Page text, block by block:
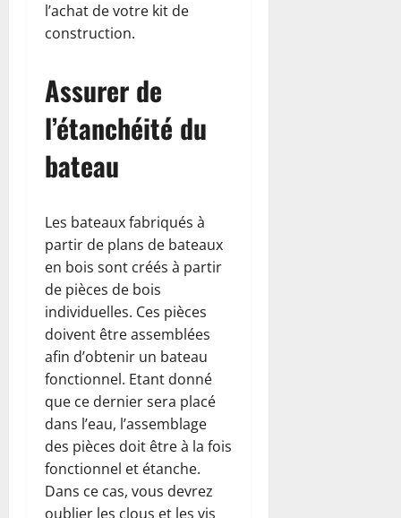
l’achat de votre kit de
construction.
Assurer de
l’étanchéité du
bateau
Les bateaux fabriqués à
partir de plans de bateaux
en bois sont créés à partir
de pièces de bois
individuelles. Ces pièces
doivent être assemblées
afin d’obtenir un bateau
fonctionnel. Etant donné
que ce dernier sera placé
dans l’eau, l’assemblage
des pièces doit être à la fois
fonctionnel et étanche.
Dans ce cas, vous devrez
oublier les clous et les vis